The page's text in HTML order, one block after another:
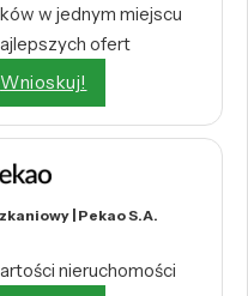
w jednym miejscu
ofert
Wnioskuj!
| Pekao S.A.
nieruchomości